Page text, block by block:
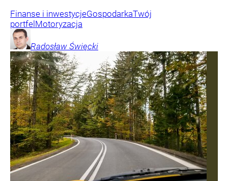
Finanse i inwestycjeGospodarkaTwój
portfel Motoryzacja
Radosław Święcki